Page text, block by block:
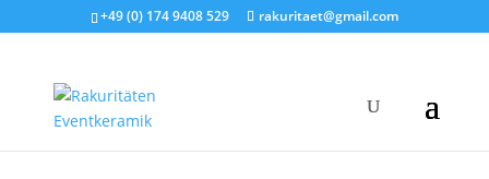
+49 (0) 174 9408 529 rakuritaet@gmail.com